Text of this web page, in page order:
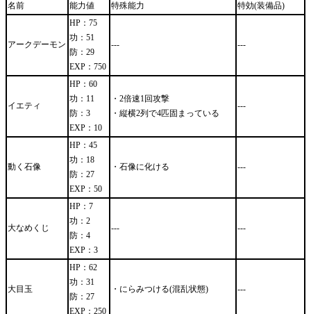
名前 能力値 特殊能力 特効(装備品)
アークデーモン
HP：75
功：51
防：29
EXP：750
--- ---
イエティ
HP：60
功：11
防：3
EXP：10
・2倍速1回攻撃
・縦横2列で4匹固まっている
---
動く石像
HP：45
功：18
防：27
EXP：50
・石像に化ける ---
大なめくじ
HP：7
功：2
防：4
EXP：3
--- ---
大目玉
HP：62
功：31
防：27
EXP：250
・にらみつける(混乱状態) ---